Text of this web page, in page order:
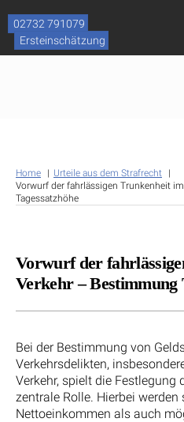
content
02732 791079
Ersteinschätzung
Home
Urteile aus dem Strafrecht
Vorwurf der fahrlässigen Trunkenheit
Tagessatzhöhe
Vorwurf der
Verkehr – Bestimmung
Bei der Bestimmung von
Verkehrsdelikten,
Verkehr, spielt die Festlegung
zentrale Rolle. Hierbei
Nettoeinkommen als auch